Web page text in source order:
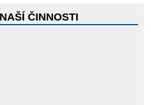
ČINNOSTI